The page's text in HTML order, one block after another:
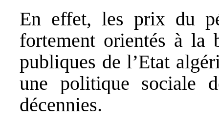
En effet, les prix du
fortement orientés à la
publiques de l’Etat
une politique sociale
décennies.